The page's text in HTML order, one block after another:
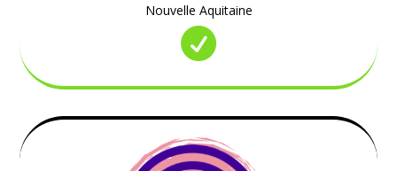
Nouvelle Aquitaine
